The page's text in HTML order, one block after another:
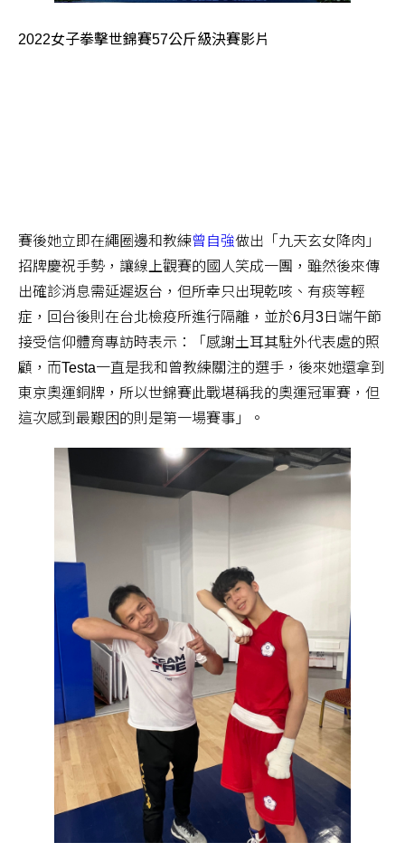
2022女子拳擊世錦賽57公斤級決賽影片
賽後她立即在繩圈邊和教練曾自強做出「九天玄女降肉」
招牌慶祝手勢，讓線上觀賽的國人笑成一團，雖然後來傳
出確診消息需延遲返台，但所幸只出現乾咳、有痰等輕
症，回台後則在台北檢疫所進行隔離，並於6月3日端午節
接受信仰體育專訪時表示：「感謝土耳其駐外代表處的照
顧，而Testa一直是我和曾教練關注的選手，後來她還拿到
東京奧運銅牌，所以世錦賽此戰堪稱我的奧運冠軍賽，但
這次感到最艱困的則是第一場賽事」。